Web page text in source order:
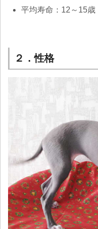
平均寿命：12～15歳
２．性格